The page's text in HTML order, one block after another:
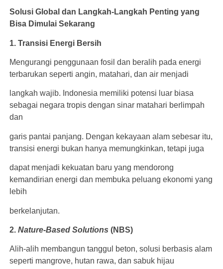
Solusi Global dan Langkah-Langkah Penting yang
Bisa Dimulai Sekarang
1. Transisi Energi Bersih
Mengurangi penggunaan fosil dan beralih pada energi
terbarukan seperti angin, matahari, dan air menjadi
langkah wajib. Indonesia memiliki potensi luar biasa
sebagai negara tropis dengan sinar matahari berlimpah
dan
garis pantai panjang. Dengan kekayaan alam sebesar itu,
transisi energi bukan hanya memungkinkan, tetapi juga
dapat menjadi kekuatan baru yang mendorong
kemandirian energi dan membuka peluang ekonomi yang
lebih
berkelanjutan.
2. Nature-Based Solutions (NBS)
Alih-alih membangun tanggul beton, solusi berbasis alam
seperti mangrove, hutan rawa, dan sabuk hijau